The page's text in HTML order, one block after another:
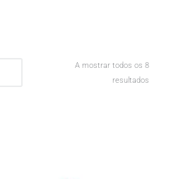
A mostrar todos os 8
resultados